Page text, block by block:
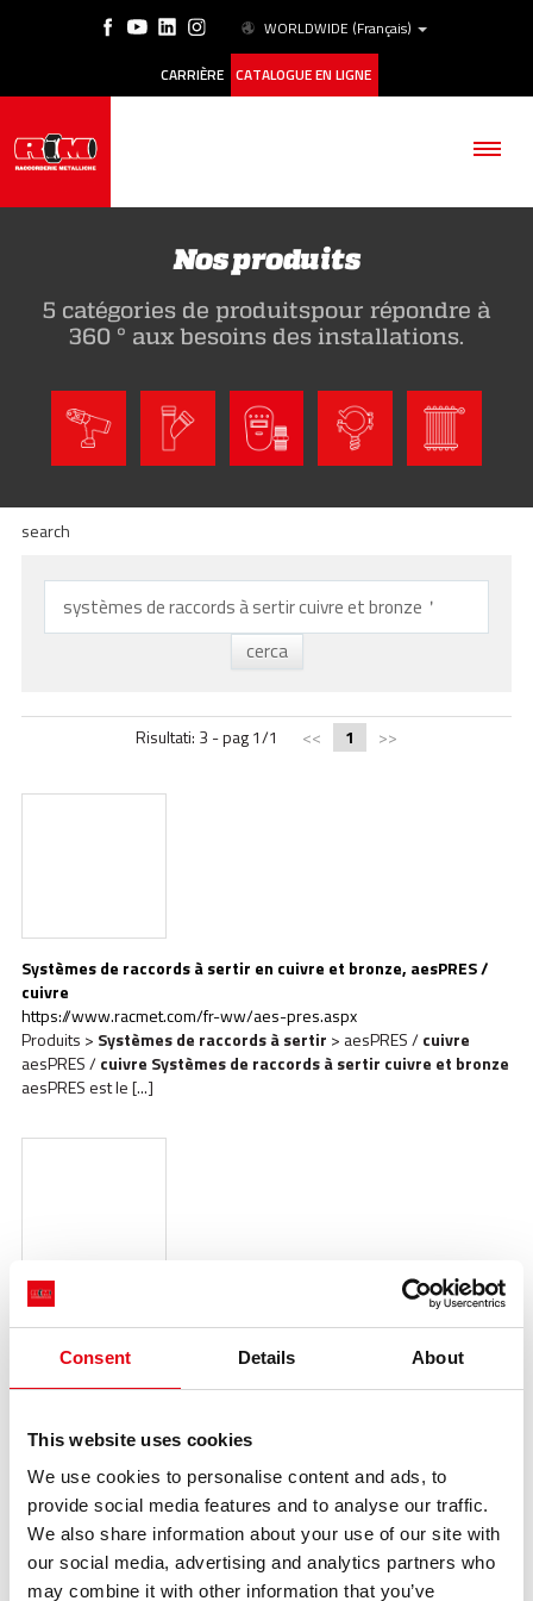
Consent Details About
This website uses cookies
We use cookies to personalise content and ads, to
provide social media features and to analyse our traffic.
We also share information about your use of our site with
our social media, advertising and analytics partners who
may combine it with other information that you’ve
WORLDWIDE (Français)
CARRIÈRE CATALOGUE EN LIGNE
SOCIÉTÉ
ACADEMY
BIM
INFOS ET ÉVÉNEMENTS
TÉLÉCHARGEMENTS
Nos produits
5 catégories de produitspour répondre à
360 ° aux besoins des installations.
search
Risultati: 3 - pag 1/1 << 1 >>
Systèmesde raccordsàsertir en cuivre et bronze, aesPRES /
cuivre
https://www.racmet.com/fr-ww/aes-pres.aspx
Produits > Systèmesde raccordsàsertir > aesPRES /cuivre
aesPRES /cuivre Systèmesde raccordsàsertir cuivre et bronze
aesPRES est le [...]
aesPRES UNIKO Gas
https://www.racmet.com/fr-ww/aespres-uniko-gas.aspx
Produits >Systèmes raccordsàsertir
> aesPRES UNIKO Gas
aesPRES UNIKO GasSystèmesderaccordsàsertirencuivreet